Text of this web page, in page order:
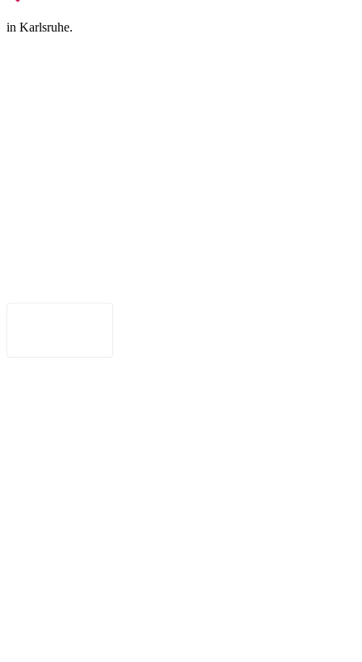
in Karlsruhe.